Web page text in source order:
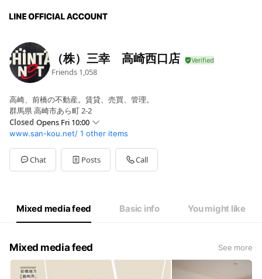
（株）三幸 高崎西口店
Friends 1,058
高崎、前橋の不動産。賃貸、売買、管理。
群馬県 高崎市あら町 2-2
Closed Opens Fri 10:00
Sun10:00 - 17:00
Mon10:00 - 17:00
Tue10:00 - 17:00
WedClosed
10:00 - 17:00
毎週水曜日・第3火曜日定休日
www.san-kou.net/ 1 other items
Chat Posts Call
Mixed media feed Basic info You might like
Mixed media feed See more